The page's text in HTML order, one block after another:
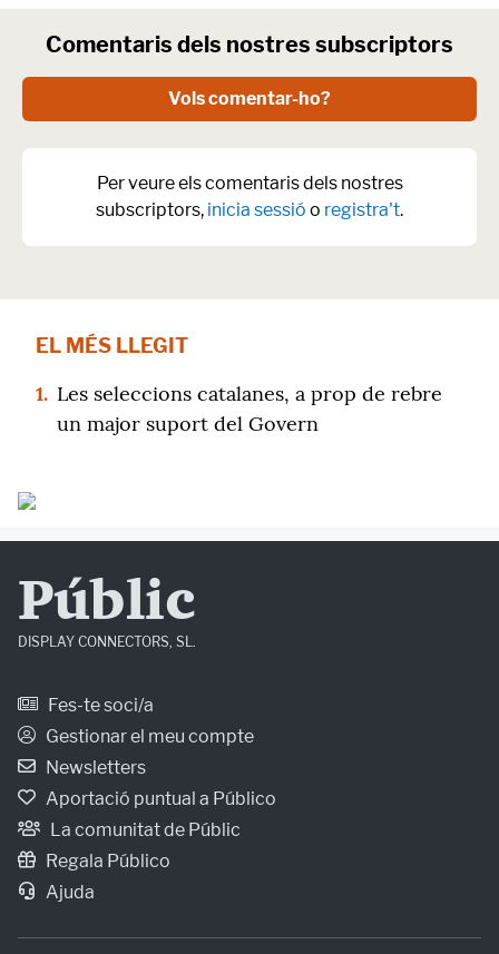
Comentaris dels nostres subscriptors
Vols comentar-ho?
Per veure els comentaris dels nostres
subscriptors, inicia sessió o registra't.
EL MÉS LLEGIT
1. Les seleccions catalanes, a prop de rebre
un major suport del Govern
Públic
DISPLAY CONNECTORS, SL.
Fes-te soci/a
Gestionar el meu compte
Newsletters
Aportació puntual a Público
La comunitat de Públic
Regala Público
Ajuda